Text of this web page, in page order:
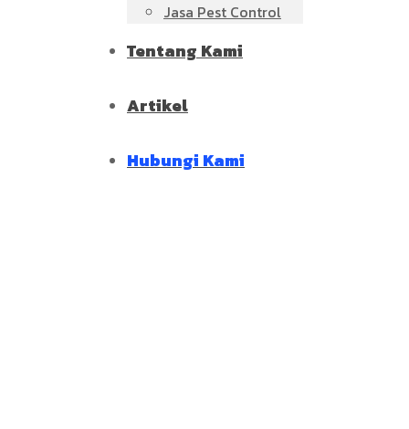
Jasa Pest Control
Tentang Kami
Artikel
Hubungi Kami